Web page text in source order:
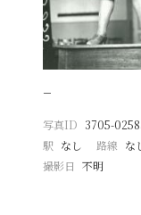
−
写真ID 3705-
駅 なし 路線 な
撮影日
不明